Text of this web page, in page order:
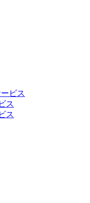
ビス
ス
ス